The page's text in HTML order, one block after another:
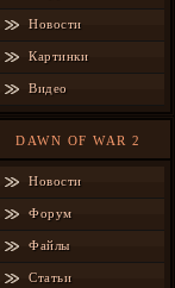
Новости
Картинки
Видео
DAWN OF WAR 2
Новости
Форум
Файлы
Статьи